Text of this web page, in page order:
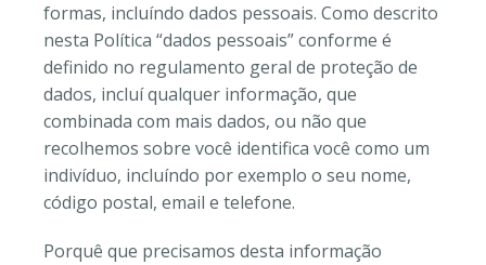
formas, incluíndo dados pessoais. Como descrito
nesta Política “dados pessoais” conforme é
definido no regulamento geral de proteção de
dados, incluí qualquer informação, que
combinada com mais dados, ou não que
recolhemos sobre você identifica você como um
indivíduo, incluíndo por exemplo o seu nome,
código postal, email e telefone.
Porquê que precisamos desta informação